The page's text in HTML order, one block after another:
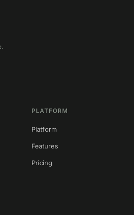
PLATFORM
Platform
Features
Pricing